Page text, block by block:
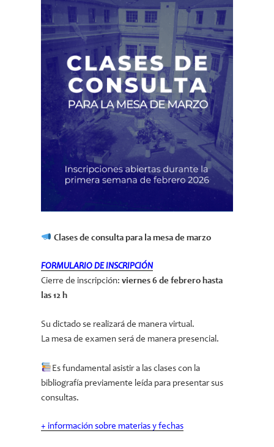
Clases de consulta para la mesa de marzo
FORMULARIO DE INSCRIPCIÓN
Cierre de inscripción:viernes 6 de febrero hasta
las 12 h
Su dictado se realizará de manera virtual.
La mesa de examen será de manera presencial.
Es fundamental asistir a las clases con la
bibliografía previamente leída para presentar sus
consultas.
+ información sobre materias y fechas